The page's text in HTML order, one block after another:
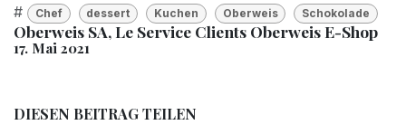
#
Chef dessert Kuchen Oberweis Schokolade
Oberweis SA, Le Service Clients Oberweis E-Shop
17. Mai 2021
DIESEN BEITRAG TEILEN